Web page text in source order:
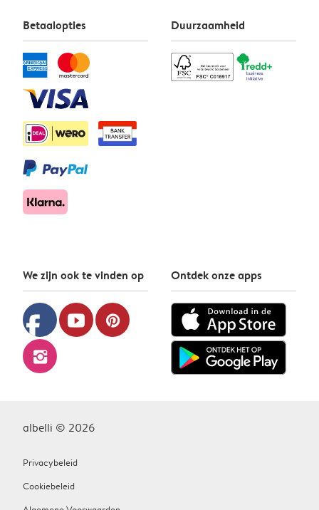
Betaalopties Duurzaamheid
We zijn ook te vinden op
facebook youtube pinterest
instagram
Ontdek onze apps
albelli © 2026
Privacybeleid
Cookiebeleid